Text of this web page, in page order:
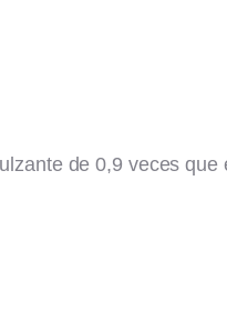
de 0,9 veces que